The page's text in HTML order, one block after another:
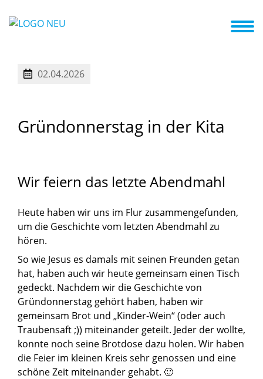
Elternengagement
02.04.2026
Gründonnerstag in der Kita
Wirfeiern das letzteAbendmahl
Heute haben wir uns im Flur zusammengefunden,
um die Geschichte vom letzten Abendmahl zu
hören.
So wie Jesus es damals mit seinen Freunden getan
hat, haben auch wir heute gemeinsam einen Tisch
gedeckt. Nachdem wir die Geschichte von
Gründonnerstag gehört haben, haben wir
gemeinsam Brot und „Kinder-Wein“ (oder auch
Traubensaft ;)) miteinander geteilt. Jeder der wollte,
konnte noch seine Brotdose dazu holen. Wir haben
die Feier im kleinen Kreis sehr genossen und eine
schöne Zeit miteinander gehabt. 🙂